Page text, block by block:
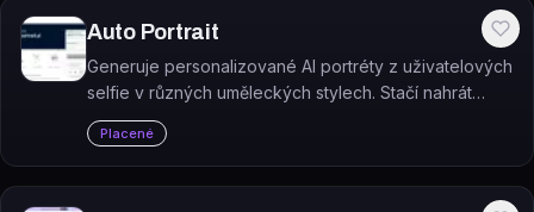
Auto Portrait
Generuje personalizované AI portréty z uživatelových
selfie v různých uměleckých stylech. Stačí nahrát
několik fotek, AI natrénuje model na tváři uživatele a
vytvoří portréty.
Placené